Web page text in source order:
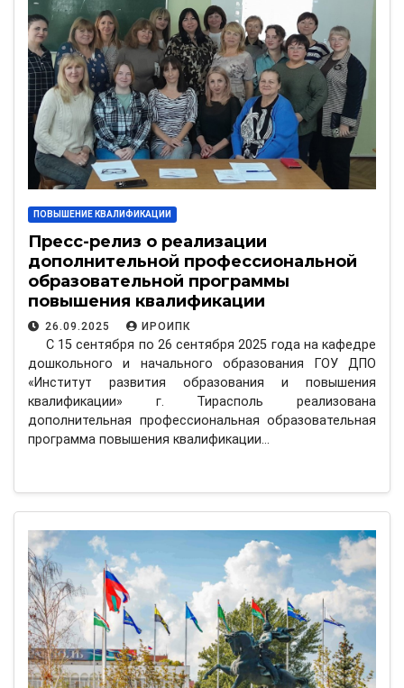
ПОВЫШЕНИЕ КВАЛИФИКАЦИИ
Пресс-релиз о реализации
дополнительной профессиональной
образовательной программы
повышения квалификации
«Воспитатель организаций
дошкольного образования»
26.09.2025 ИРОИПК
С 15 сентября по 26 сентября 2025 года на кафедре
дошкольного и начального образования ГОУ ДПО
«Институт развития образования и повышения
квалификации» г. Тирасполь реализована
дополнительная профессиональная образовательная
программа повышения квалификации…